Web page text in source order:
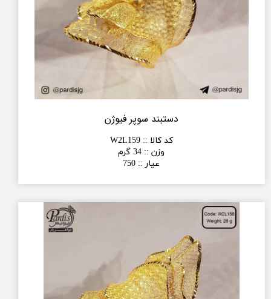
دستبند سوپر فیوژن
کد کالا ::
W2L159
وزن :: 34 گرم
عیار ::
750